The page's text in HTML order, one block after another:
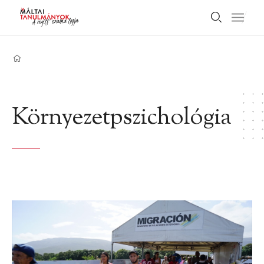
Környezetpszichológia